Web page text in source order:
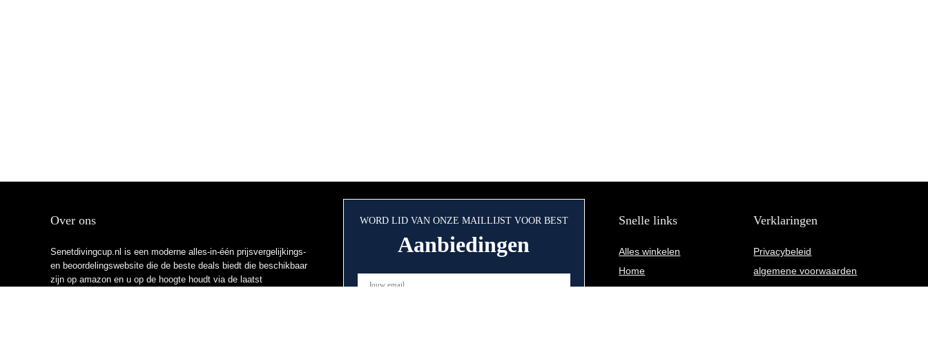
Over ons
Senetdivingcup.nl is een moderne alles-in-één prijsvergelijkings-
en beoordelingswebsite die de beste deals biedt die beschikbaar
zijn op amazon en u op de hoogte houdt via de laatst
WORD LID VAN ONZE MAILLIJST VOOR BEST
Aanbiedingen
Snelle links
Alles winkelen
Home
Blogs
Verklaringen
Privacybeleid
algemene voorwaarden
Gelieerde openbaarmaking